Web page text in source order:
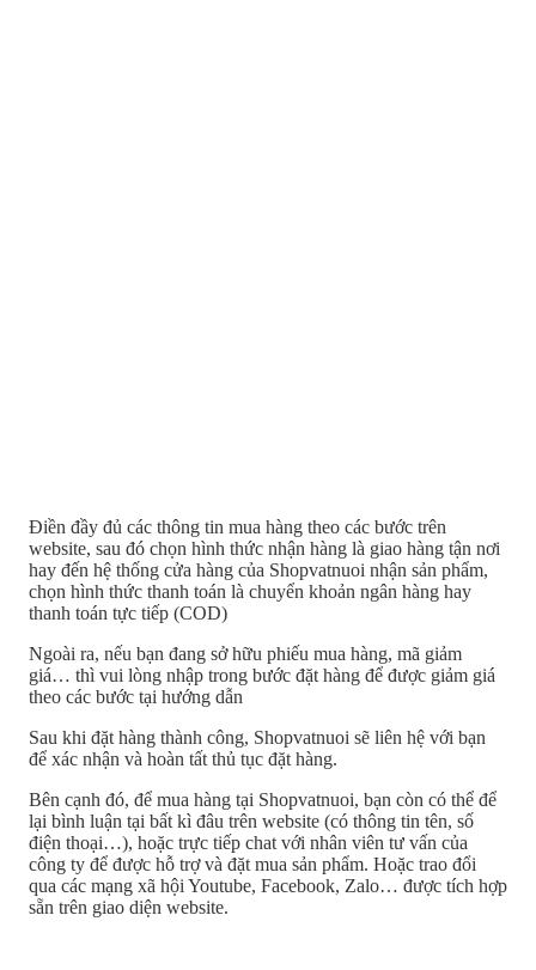
Điền đầy đủ các thông tin mua hàng theo các bước trên
website, sau đó chọn hình thức nhận hàng là giao hàng tận nơi
hay đến hệ thống cửa hàng của Shopvatnuoi nhận sản phẩm,
chọn hình thức thanh toán là chuyển khoản ngân hàng hay
thanh toán tực tiếp (COD)
Ngoài ra, nếu bạn đang sở hữu phiếu mua hàng, mã giảm
giá… thì vui lòng nhập trong bước đặt hàng để được giảm giá
theo các bước tại hướng dẫn
Sau khi đặt hàng thành công, Shopvatnuoi sẽ liên hệ với bạn
để xác nhận và hoàn tất thủ tục đặt hàng.
Bên cạnh đó, để mua hàng tại Shopvatnuoi, bạn còn có thể để
lại bình luận tại bất kì đâu trên website (có thông tin tên, số
điện thoại…), hoặc trực tiếp chat với nhân viên tư vấn của
công ty để được hỗ trợ và đặt mua sản phẩm. Hoặc trao đổi
qua các mạng xã hội Youtube, Facebook, Zalo… được tích hợp
sẵn trên giao diện website.